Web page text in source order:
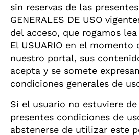
sin reservas de las presentes
GENERALES DE USO
del acceso, que rogamos
El USUARIO en el
nuestro portal, sus
acepta y se somete
condiciones generales de
Si el usuario no estuviere
presentes condiciones de
abstenerse de utilizar este